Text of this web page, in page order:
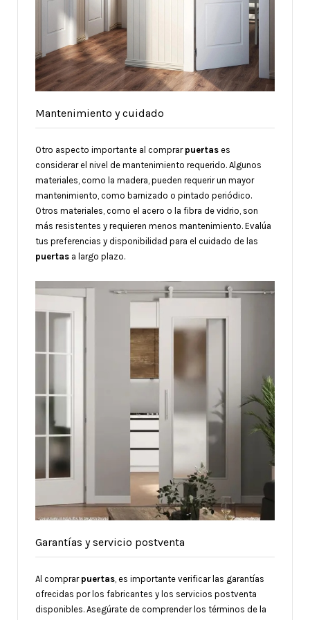
Mantenimiento y cuidado
Otro aspecto importante al comprar puertas es
considerar el nivel de mantenimiento requerido. Algunos
materiales, como la madera, pueden requerir un mayor
mantenimiento, como barnizado o pintado periódico.
Otros materiales, como el acero o la fibra de vidrio, son
más resistentes y requieren menos mantenimiento. Evalúa
tus preferencias y disponibilidad para el cuidado de las
puertas a largo plazo.
Garantías y servicio postventa
Al comprar puertas , es importante verificar las garantías
ofrecidas por los fabricantes y los servicios postventa
disponibles. Asegúrate de comprender los términos de la